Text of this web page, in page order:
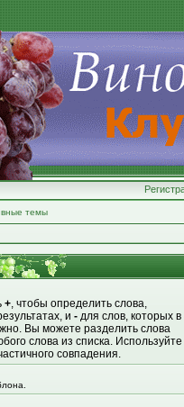
темы
+, чтобы определить слова,
и - для слов, которых в
Вы можете разделить слова
слова из списка. Используйте
совпадения.